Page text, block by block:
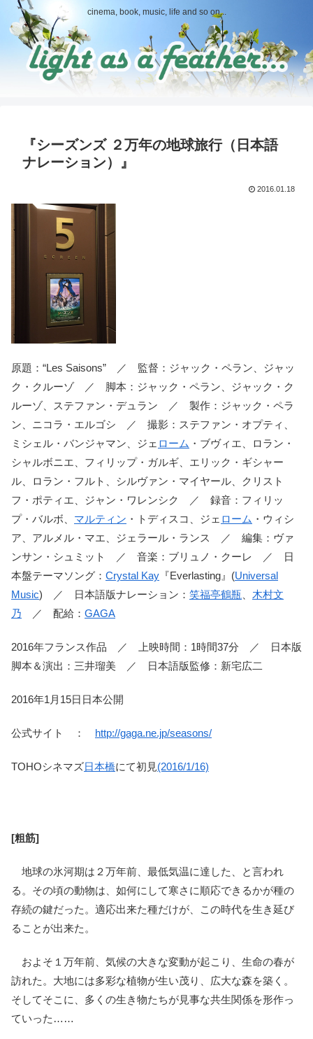
cinema, book, music, life and so on...
『シーズンズ ２万年の地球旅行（日本語
ナレーション）』
2016.01.18
原題：“Les Saisons” ／ 監督：ジャック・ペラン、ジャッ
ク・クルーゾ ／ 脚本：ジャック・ペラン、ジャック・ク
ルーゾ、ステファン・デュラン ／ 製作：ジャック・ペラ
ン、ニコラ・エルゴシ ／ 撮影：ステファン・オプティ、
ミシェル・バンジャマン、ジェ ローム ・ブヴィエ、ロラン・
シャルボニエ、フィリップ・ガルギ、エリック・ギシャー
ル、ロラン・フルト、シルヴァン・マイヤール、クリスト
フ・ポティエ、ジャン・ワレンシク ／ 録音：フィリッ
プ・バルボ、 マルティン ・トディスコ、ジェ ローム ・ウィシ
ア、アルメル・マエ、ジェラール・ランス ／ 編集：ヴァ
ンサン・シュミット ／ 音楽：ブリュノ・クーレ ／ 日
本盤テーマソング： Crystal Kay 『Everlasting』(Universal
Music) ／ 日本語版ナレーション： 笑福亭鶴瓶
木村文
乃 ／ 配給： GAGA
2016年フランス作品 ／ 上映時間：1時間37分 ／ 日本版
脚本＆演出：三井瑠美 ／ 日本語版監修：新宅広二
2016年1月15日日本公開
公式サイト ： http://gaga.ne.jp/seasons/
TOHOシネマズ日本橋にて初見(2016/1/16)
[粗筋]
地球の氷河期は２万年前、最低気温に達した、と言われ
る。その頃の動物は、如何にして寒さに順応できるかが種の
存続の鍵だった。適応出来た種だけが、この時代を生き延び
ることが出来た。
およそ１万年前、気候の大きな変動が起こり、生命の春が
訪れた。大地には多彩な植物が生い茂り、広大な森を築く。
そしてそこに、多くの生き物たちが見事な共生関係を形作っ
ていった……